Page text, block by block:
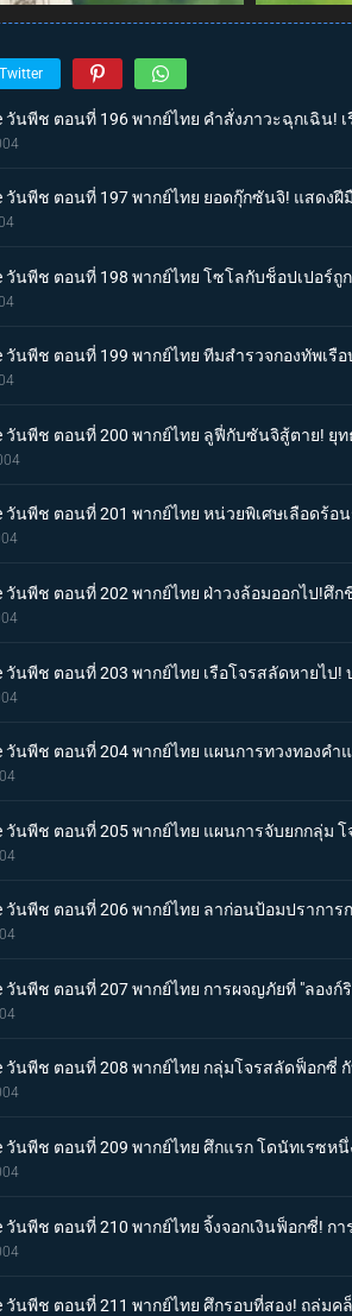
Twitter
วันพีช ตอนที่ 196 พากย์ไทย คำสั่งภาวะฉุกเฉิน!
วันพีช ตอนที่ 197 พากย์ไทย ยอดกุ๊กซันจิ! แสดงฝี
วันพีช ตอนที่ 198 พากย์ไทย โซโลกับช็อปเปอร์
วันพีช ตอนที่ 199 พากย์ไทย ทีมสำรวจกองทัพเรื
วันพีช ตอนที่ 200 พากย์ไทย ลูฟี่กับซันจิสู้ตาย! ยุ
วันพีช ตอนที่ 201 พากย์ไทย หน่วยพิเศษเลือดร้
วันพีช ตอนที่ 202 พากย์ไทย ฝ่าวงล้อมออกไป!ศึก
วันพีช ตอนที่ 203 พากย์ไทย เรือโจรสลัดหายไป!
วันพีช ตอนที่ 204 พากย์ไทย แผนการทวงทองคำ
วันพีช ตอนที่ 205 พากย์ไทย แผนการจับยกกลุ่ม
วันพีช ตอนที่ 206 พากย์ไทย ลาก่อนป้อมปรากา
วันพีช ตอนที่ 207 พากย์ไทย การผจญภัยที่ "ลองก์
วันพีช ตอนที่ 208 พากย์ไทย กลุ่มโจรสลัดฟ็อกซี่
วันพีช ตอนที่ 209 พากย์ไทย ศึกแรก โดนัทเรซหนึ่
วันพีช ตอนที่ 210 พากย์ไทย จิ้งจอกเงินฟ็อกซี่! ก
วันพีช ตอนที่ 211 พากย์ไทย ศึกรอบที่สอง! ถล่มค